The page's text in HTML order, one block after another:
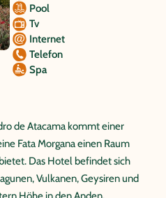
Pool
Tv
Internet
Telefon
Spa
de Atacama kommt einer
Fata Morgana einen Raum
Das Hotel befindet sich
Vulkanen, Geysiren und